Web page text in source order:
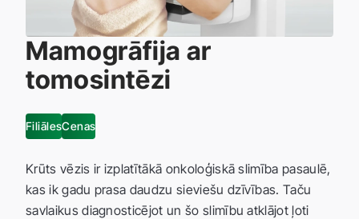
Mamogrāfija ar
tomosintēzi
FiliālesCenas
Krūts vēzis ir izplatītākā onkoloģiskā slimība pasaulē,
kas ik gadu prasa daudzu sieviešu dzīvības. Taču
savlaikus diagnosticējot un šo slimību atklājot ļoti